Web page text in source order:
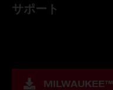
サポート
MILWAUKEE™